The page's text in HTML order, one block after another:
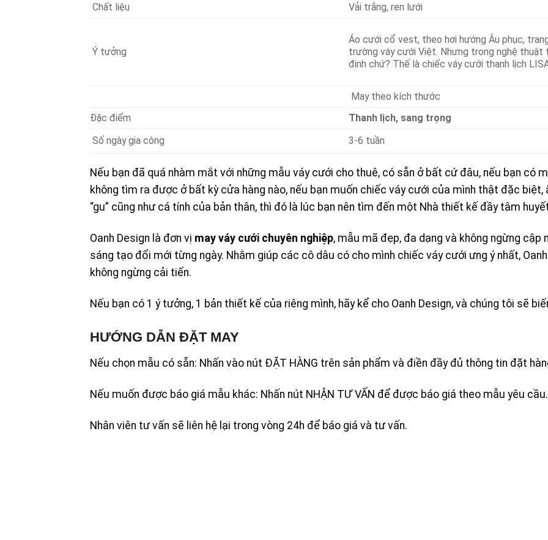
Chất liệu
Vải trắng, ren lưới
Ý tưởng
Áo cưới cổ vest, theo hơi hướng Âu phục,
trường váy cưới Việt. Nhưng trong nghệ thuật
định chứ? Thế là chiếc váy cưới thanh lịch
May theo kích thước
Đặc điểm
Thanh lịch, sang trọng
Số ngày gia công
3-6 tuần
Nếu bạn đã quá nhàm mắt với những mẫu váy cưới cho thuê, có sẵn ở bất cứ đâu, nếu bạn có
không tìm ra được ở bất kỳ cửa hàng nào, nếu bạn muốn chiếc váy cưới của mình thật đặc
“gu” cũng như cá tính của bản thân, thì đó là lúc bạn nên tìm đến một Nhà thiết kế đầy tâm
Oanh Design là đơn vị may váy cưới chuyên nghiệp, mẫu mã đẹp, đa dạng và không ngừng cập
sáng tạo đổi mới từng ngày. Nhằm giúp các cô dâu có cho mình chiếc váy cưới ưng ý nhất,
không ngừng cải tiến.
Nếu bạn có 1 ý tưởng, 1 bản thiết kế của riêng mình, hãy kể cho Oanh Design, và chúng tôi sẽ
HƯỚNG DẪN ĐẶT MAY
Nếu chọn mẫu có sẵn: Nhấn vào nút ĐẶT HÀNG trên sản phẩm và điền đầy đủ thông tin đặt
Nếu muốn được báo giá mẫu khác: Nhấn nút NHẬN TƯ VẤN để được báo giá theo mẫu yêu cầu.
Nhân viên tư vấn sẽ liên hệ lại trong vòng 24h để báo giá và tư vấn.